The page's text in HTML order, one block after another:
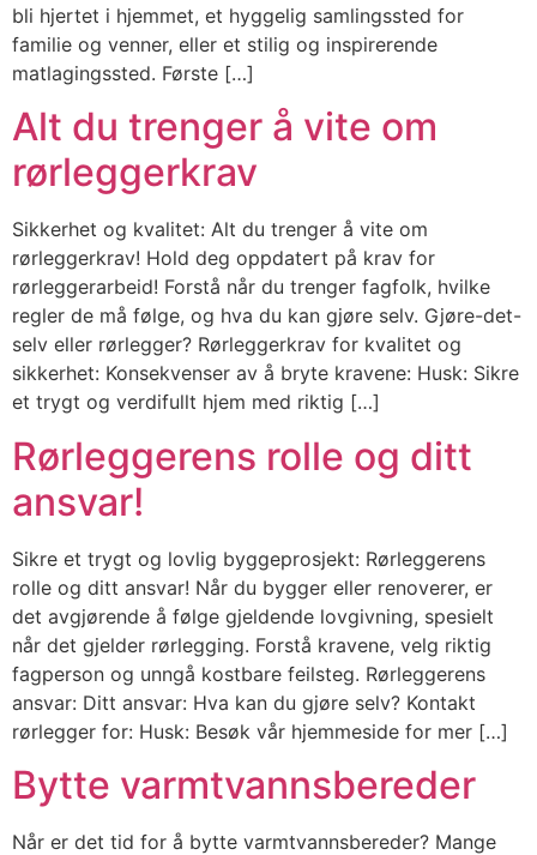
bli hjertet i hjemmet, et hyggelig samlingssted for
familie og venner, eller et stilig og inspirerende
matlagingssted. Første […]
Alt du trenger å vite om
rørleggerkrav
Sikkerhet og kvalitet: Alt du trenger å vite om
rørleggerkrav! Hold deg oppdatert på krav for
rørleggerarbeid! Forstå når du trenger fagfolk, hvilke
regler de må følge, og hva du kan gjøre selv. Gjøre-det-
selv eller rørlegger? Rørleggerkrav for kvalitet og
sikkerhet: Konsekvenser av å bryte kravene: Husk: Sikre
et trygt og verdifullt hjem med riktig […]
Rørleggerens rolle og ditt
ansvar!
Sikre et trygt og lovlig byggeprosjekt: Rørleggerens
rolle og ditt ansvar! Når du bygger eller renoverer, er
det avgjørende å følge gjeldende lovgivning, spesielt
når det gjelder rørlegging. Forstå kravene, velg riktig
fagperson og unngå kostbare feilsteg. Rørleggerens
ansvar: Ditt ansvar: Hva kan du gjøre selv? Kontakt
rørlegger for: Husk: Besøk vår hjemmeside for mer […]
Bytte varmtvannsbereder
Når er det tid for å bytte varmtvannsbereder? Mange